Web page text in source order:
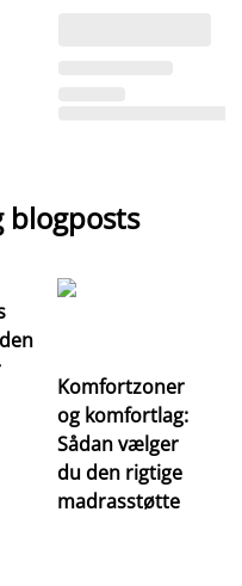
blogposts
Komfortzoner
og komfortlag:
Sådan vælger
du den rigtige
madrasstøtte